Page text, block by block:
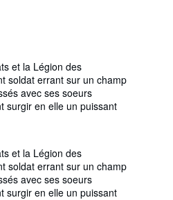
et la Légion des
soldat errant sur un champ
avec ses soeurs
surgir en elle un puissant
et la Légion des
soldat errant sur un champ
avec ses soeurs
surgir en elle un puissant